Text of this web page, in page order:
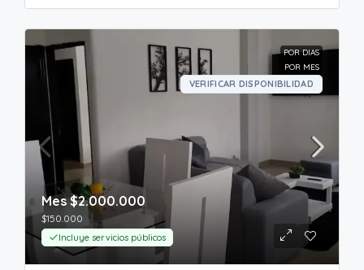
POR DIAS
POR MES
VERIFICAR DISPONIBILIDAD
Mes$2.000.000
$150.000
Incluye servicios públicos